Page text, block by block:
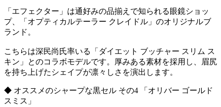
「エフェクター」は通好みの品揃えで知られる眼鏡ショッ
プ、「オプティカルテーラー クレイドル」のオリジナルブ
ランド。
こちらは深民尚氏率いる「ダイエット ブッチャー スリム ス
キン」とのコラボモデルです。厚みある素材を採用し、眉尻
を持ち上げたシェイプが凛々しさを演出します。
◆ オススメのシャープな黒セル その4 「オリバー ゴールド
スミス」